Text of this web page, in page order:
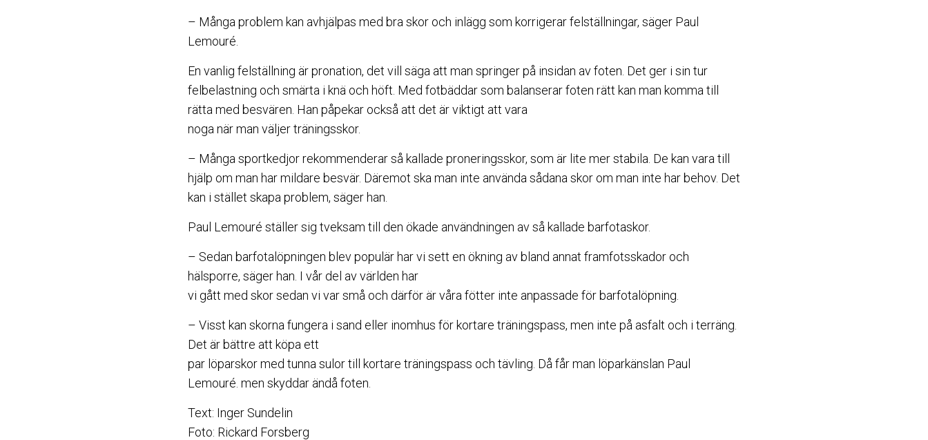
– Många problem kan avhjälpas med bra skor och inlägg som korrigerar felställningar, säger Paul
Lemouré.
En vanlig felställning är pronation, det vill säga att man springer på insidan av foten. Det ger i sin tur
felbelastning och smärta i knä och höft. Med fotbäddar som balanserar foten rätt kan man komma till
rätta med besvären. Han påpekar också att det är viktigt att vara
noga när man väljer träningsskor.
– Många sportkedjor rekommenderar så kallade proneringsskor, som är lite mer stabila. De kan vara till
hjälp om man har mildare besvär. Däremot ska man inte använda sådana skor om man inte har behov. Det
kan i stället skapa problem, säger han.
Paul Lemouré ställer sig tveksam till den ökade användningen av så kallade barfotaskor.
– Sedan barfotalöpningen blev populär har vi sett en ökning av bland annat framfotsskador och
hälsporre, säger han. I vår del av världen har
vi gått med skor sedan vi var små och därför är våra fötter inte anpassade för barfotalöpning.
– Visst kan skorna fungera i sand eller inomhus för kortare träningspass, men inte på asfalt och i terräng.
Det är bättre att köpa ett
par löparskor med tunna sulor till kortare träningspass och tävling. Då får man löparkänslan Paul
Lemouré. men skyddar ändå foten.
Text: Inger Sundelin
Foto: Rickard Forsberg